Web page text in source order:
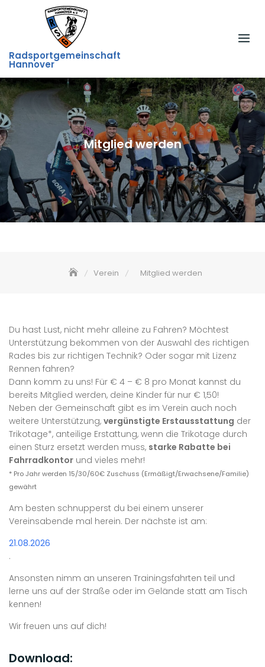
Radsportgemeinschaft
Hannover
Mitglied werden
Verein Mitglied werden
Du hast Lust, nicht mehr alleine zu Fahren? Möchtest
Unterstützung bekommen von der Auswahl des richtigen
Rades bis zur richtigen Technik? Oder sogar mit Lizenz
Rennen fahren?
Dann komm zu uns! Für € 4 – € 8 pro Monat kannst du
bereits Mitglied werden, deine Kinder für nur € 1,50!
Neben der Gemeinschaft gibt es im Verein auch noch
weitere Unterstützung, vergünstigte Erstausstattung der
Trikotage*, anteilige Erstattung, wenn die Trikotage durch
einen Sturz ersetzt werden muss, starke Rabatte bei
Fahrradkontor und vieles mehr!
* Pro Jahr werden 15/30/60€ Zuschuss (Ermäßigt/Erwachsene/Familie)
gewährt
Am besten schnupperst du bei einem unserer
Vereinsabende mal herein. Der nächste ist am:
21.08.2026
.
Ansonsten nimm an unseren Trainingsfahrten teil und
lerne uns auf der Straße oder im Gelände statt am Tisch
kennen!
Wir freuen uns auf dich!
Download: